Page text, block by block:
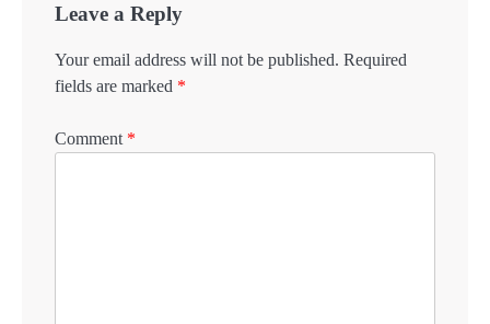
Leave a Reply
Your email address will not be published. Required
fields are marked *
Comment *